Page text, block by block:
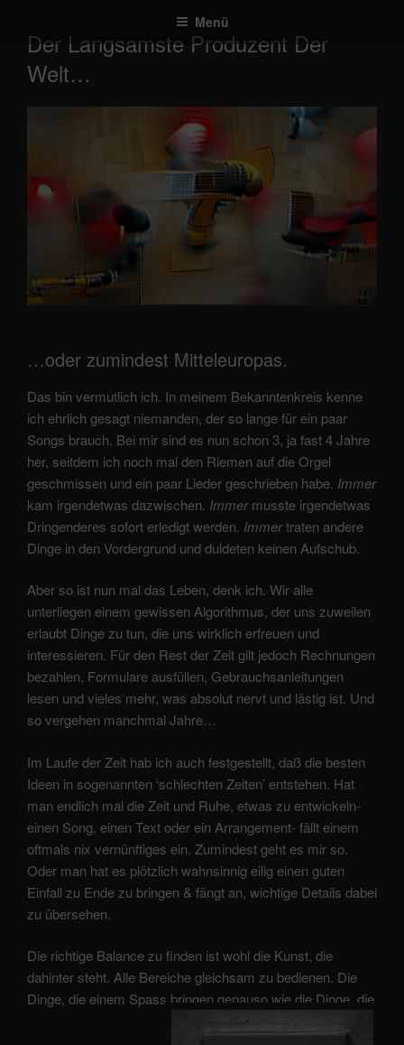
springen
Menü
Der Langsamste Produzent Der
Welt…
…oder zumindest Mitteleuropas.
Das bin vermutlich ich. In meinem Bekanntenkreis kenne
ich ehrlich gesagt niemanden, der so lange für ein paar
Songs brauch. Bei mir sind es nun schon 3, ja fast 4 Jahre
her, seitdem ich noch mal den Riemen auf die Orgel
geschmissen und ein paar Lieder geschrieben habe. Immer
kam irgendetwas dazwischen. Immermusste irgendetwas
Dringenderes sofort erledigt werden. Immertraten andere
Dinge in den Vordergrund und duldeten keinen Aufschub.
Aber so ist nun mal das Leben, denk ich. Wir alle
unterliegen einem gewissen Algorithmus, der uns zuweilen
erlaubt Dinge zu tun, die uns wirklich erfreuen und
interessieren. Für den Rest der Zeit gilt jedoch Rechnungen
bezahlen, Formulare ausfüllen, Gebrauchsanleitungen
lesen und vieles mehr, was absolut nervt und lästig ist. Und
so vergehen manchmal Jahre…
Im Laufe der Zeit hab ich auch festgestellt, daß die besten
Ideen in sogenannten ‘schlechten Zeiten’ entstehen. Hat
man endlich mal die Zeit und Ruhe, etwas zu entwickeln-
einen Song, einen Text oder ein Arrangement- fällt einem
oftmals nix vernünftiges ein. Zumindest geht es mir so.
Oder man hat es plötzlich wahnsinnig eilig einen guten
Einfall zu Ende zu bringen & fängt an, wichtige Details dabei
zu übersehen.
Die richtige Balance zu finden ist wohl die Kunst, die
dahinter steht. Alle Bereiche gleichsam zu bedienen. Die
Dinge, die einem Spass bringen genauso wie die Dinge, die